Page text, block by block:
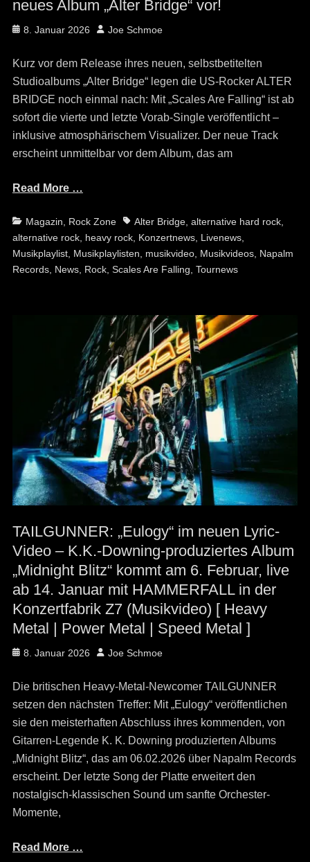
neues Album „Alter Bridge“ vor!
Posted
8. Januar 2026 Author
Joe Schmoe
Kurz vor dem Release ihres neuen, selbstbetitelten
Studioalbums „Alter Bridge“ legen die US-Rocker ALTER
BRIDGE noch einmal nach: Mit „Scales Are Falling“ ist ab
sofort die vierte und letzte Vorab-Single veröffentlicht –
inklusive atmosphärischem Visualizer. Der neue Track
erscheint unmittelbar vor dem Album, das am
Read More …
Categories
Magazin, Rock Zone TagsAlter Bridge, alternative hard rock,
alternative rock, heavy rock, Konzertnews, Livenews,
Musikplaylist, Musikplaylisten, musikvideo, Musikvideos, Napalm
Records, News, Rock, Scales Are Falling, Tournews
TAILGUNNER: „Eulogy“ im neuen Lyric-
Video – K.K.-Downing-produziertes Album
„Midnight Blitz“ kommt am 6. Februar, live
ab 14. Januar mit HAMMERFALL in der
Konzertfabrik Z7 (Musikvideo) [ Heavy
Metal | Power Metal | Speed Metal ]
Posted
8. Januar 2026 Author
Joe Schmoe
Die britischen Heavy-Metal-Newcomer TAILGUNNER
setzen den nächsten Treffer: Mit „Eulogy“ veröffentlichen
sie den meisterhaften Abschluss ihres kommenden, von
Gitarren-Legende K. K. Downing produzierten Albums
„Midnight Blitz“, das am 06.02.2026 über Napalm Records
erscheint. Der letzte Song der Platte erweitert den
nostalgisch-klassischen Sound um sanfte Orchester-
Momente,
Read More …